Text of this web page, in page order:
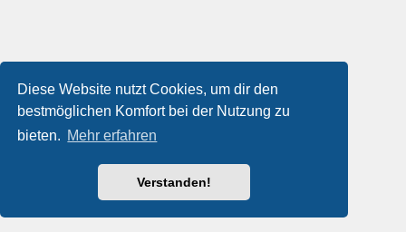
Diese Website nutzt Cookies, um dir den
bestmöglichen Komfort bei der Nutzung zu
bieten. Mehr erfahren
Verstanden!